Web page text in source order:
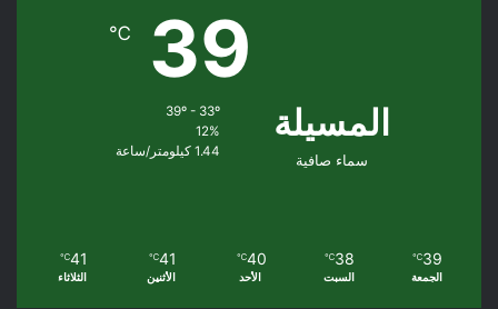
المسيلة
سماء صافية
39
℃
39º - 33º
12%
1.44 كيلومتر/ساعة
39
℃
الجمعة
38
℃
السبت
40
℃
الأحد
41
℃
الأثنين
41
℃
الثلاثاء